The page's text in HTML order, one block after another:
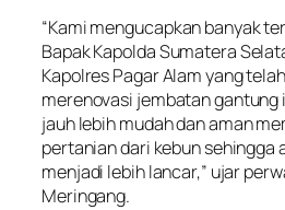
“Kami mengucapkan banyak
Bapak Kapolda Sumatera
Kapolres Pagar Alam yang
merenovasi jembatan gantung
jauh lebih mudah dan aman
pertanian dari kebun sehingga
menjadi lebih lancar,” ujar
Meringang.